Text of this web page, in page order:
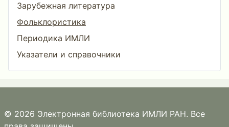
Зарубежная литература
Фольклористика
Периодика ИМЛИ
Указатели и справочники
© 2026 Электронная библиотека ИМЛИ РАН. Все